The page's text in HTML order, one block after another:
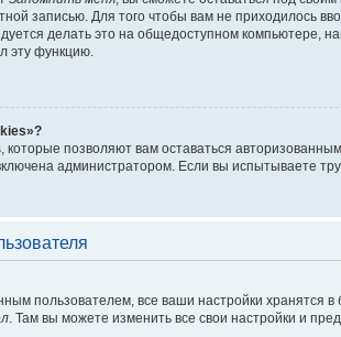
записью. Для того чтобы вам не приходилось
делать это на общедоступном компьютере,
эту функцию.
позволяют вам оставаться
администратором. Если вы испытываете
пользователем, все ваши настройки
. Там вы можете изменить все свои настройки и